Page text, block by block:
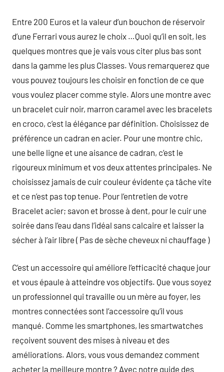
Entre 200 Euros et la valeur d’un bouchon de réservoir
d’une Ferrari vous aurez le choix …Quoi qu’il en soit, les
quelques montres que je vais vous citer plus bas sont
dans la gamme les plus Classes. Vous remarquerez que
vous pouvez toujours les choisir en fonction de ce que
vous voulez placer comme style. Alors une montre avec
un bracelet cuir noir, marron caramel avec les bracelets
en croco, c’est la élégance par définition. Choisissez de
préférence un cadran en acier. Pour une montre chic,
une belle ligne et une aisance de cadran, c’est le
rigoureux minimum et vos deux attentes principales. Ne
choisissez jamais de cuir couleur évidente ça tâche vite
et ce n’est pas top tenue. Pour l’entretien de votre
Bracelet acier; savon et brosse à dent, pour le cuir une
soirée dans l’eau dans l’idéal sans calcaire et laisser la
sécher à l’air libre ( Pas de sèche cheveux ni chauffage )
C’est un accessoire qui améliore l’efficacité chaque jour
et vous épaule à atteindre vos objectifs. Que vous soyez
un professionnel qui travaille ou un mère au foyer, les
montres connectées sont l’accessoire qu’il vous
manqué. Comme les smartphones, les smartwatches
reçoivent souvent des mises à niveau et des
améliorations. Alors, vous vous demandez comment
acheter la meilleure montre ? Avec notre guide des